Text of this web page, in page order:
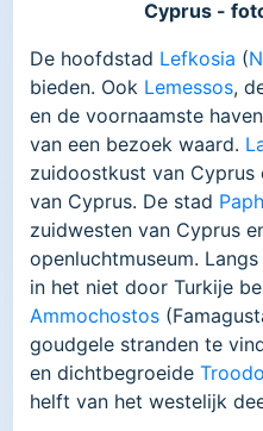
Cyprus -
De hoofdstad Lefkosia (
bieden. Ook Lemessos,
en de voornaamste
van een bezoek waard.
zuidoostkust van Cyprus
van Cyprus. De stad
zuidwesten van Cyprus
openluchtmuseum.
in het niet door Turkije
Ammochostos
goudgele stranden te
en dichtbegroeide
helft van het westelijk